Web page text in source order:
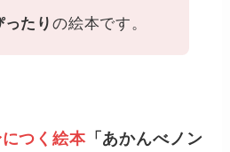
ったりの絵本です。
つく絵本「あかんべノン